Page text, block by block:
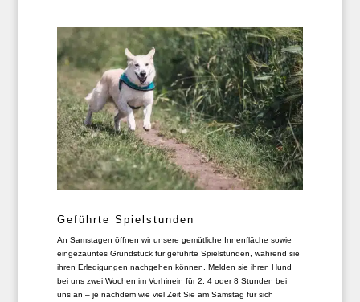
Geführte Spielstunden
An Samstagen öffnen wir unsere gemütliche Innenfläche sowie
eingezäuntes Grundstück für geführte Spielstunden, während sie
ihren Erledigungen nachgehen können. Melden sie ihren Hund
bei uns zwei Wochen im Vorhinein für 2, 4 oder 8 Stunden bei
uns an – je nachdem wie viel Zeit Sie am Samstag für sich